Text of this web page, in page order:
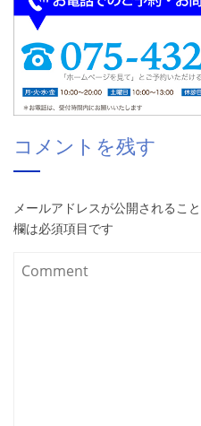
コメントを残す
メールアドレスが公開されること
欄は必須項目です